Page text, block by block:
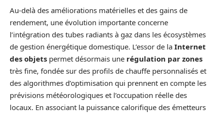
Au-delà des améliorations matérielles et des gains de
rendement, une évolution importante concerne
l’intégration des tubes radiants à gaz dans les écosystèmes
de gestion énergétique domestique. L’essor de la Internet
des objets permet désormais une régulation par zones
très fine, fondée sur des profils de chauffe personnalisés et
des algorithmes d’optimisation qui prennent en compte les
prévisions météorologiques et l’occupation réelle des
locaux. En associant la puissance calorifique des émetteurs